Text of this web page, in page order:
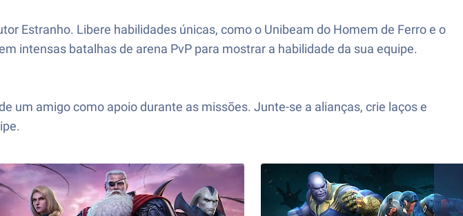
Estranho. Libere habilidades únicas, como o Unibeam do Homem de Ferro e o
intensas batalhas de arena PvP para mostrar a habilidade da sua equipe.
um amigo como apoio durante as missões. Junte-se a alianças, crie laços e